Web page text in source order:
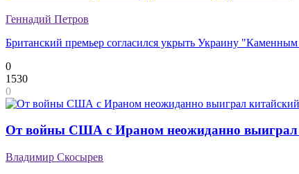
Геннадий Петров
Британский премьер согласился укрыть Украину
0
1530
0
От войны США с Ираном неожиданно выиграл
Владимир Скосырев